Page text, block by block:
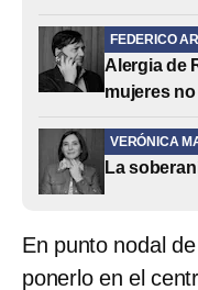
FEDERICO
Alergia de
mujeres
VERÓNICA
La
En punto nodal
ponerlo en el